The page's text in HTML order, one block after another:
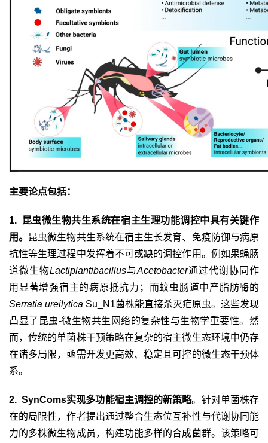
主要论点包括：
1. 昆虫微生物共生系统在宿主生理功能调控中具有关键作
用。
昆虫微生物共生系统在宿主生长发育、免疫防御与病原
抗性等生理过程中发挥着不可或缺的调控作用。例如果蝇肠
道微生物Lactiplantibacillus与Acetobacter通过代谢协同作
用显著增强宿主的病原抵抗力；而蚊虫肠道中产脂肪酶的
Serratia ureilytica Su_N1菌株能直接杀灭疟原虫。这些发现
凸显了昆虫-微生物共生网络的复杂性与生物学重要性。然
而，传统的单菌株干预策略在复杂的宿主微生态环境中仍存
在诸多局限，亟需开发更高效、稳定且可控的微生态干预体
系。
2. SynComs实现多功能宿主调控的新策略。针对单菌株存
在的局限性，作者提出通过整合生态位互补性与代谢协同能
力的多株微生物成员，构建功能多样的合成菌群。该策略可